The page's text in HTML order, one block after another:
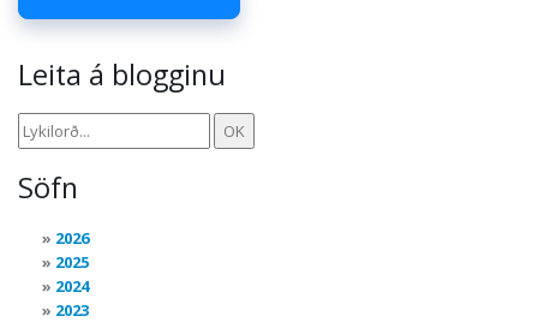
Leita á blogginu
Söfn
2026
2025
2024
2023